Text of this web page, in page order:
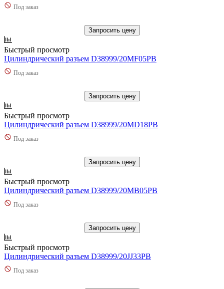
Под заказ
Запросить цену
Быстрый просмотр
Цилиндрический разъем D38999/20MF05PB
Под заказ
Запросить цену
Быстрый просмотр
Цилиндрический разъем D38999/20MD18PB
Под заказ
Запросить цену
Быстрый просмотр
Цилиндрический разъем D38999/20MB05PB
Под заказ
Запросить цену
Быстрый просмотр
Цилиндрический разъем D38999/20JJ33PB
Под заказ